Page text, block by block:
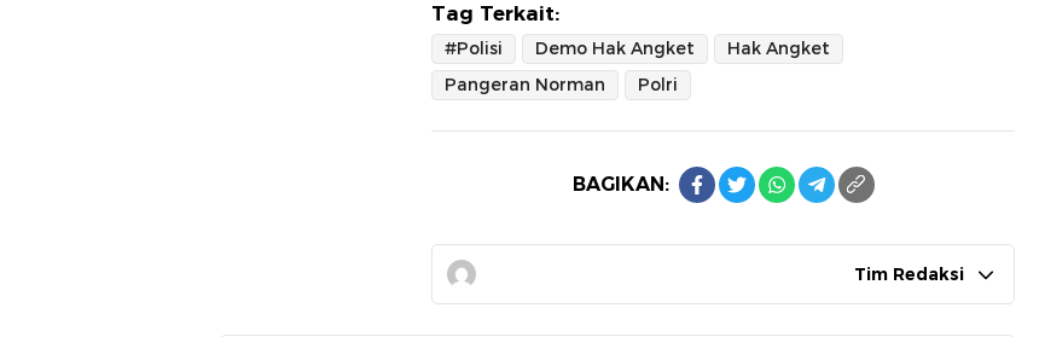
Tag Terkait:
#Polisi Demo Hak Angket
Hak Angket
Pangeran Norman
Polri
BAGIKAN:
Tim Redaksi